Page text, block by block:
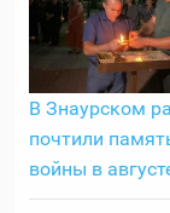
В Знаурском
почтили
войны в